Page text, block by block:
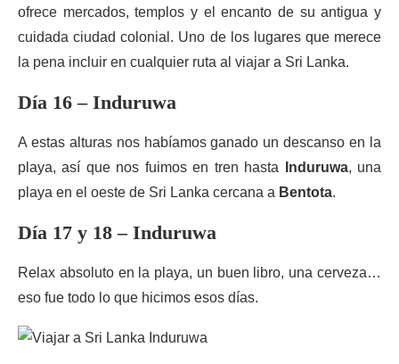
ofrece mercados, templos y el encanto de su antigua y
cuidada ciudad colonial. Uno de los lugares que merece
la pena incluir en cualquier ruta al viajar a Sri Lanka.
Día 16 – Induruwa
A estas alturas nos habíamos ganado un descanso en la
playa, así que nos fuimos en tren hasta
Induruwa, una
playa en el oeste de Sri Lanka cercana a Bentota.
Día 17 y 18 – Induruwa
Relax absoluto en la playa, un buen libro, una cerveza…
eso fue todo lo que hicimos esos días.